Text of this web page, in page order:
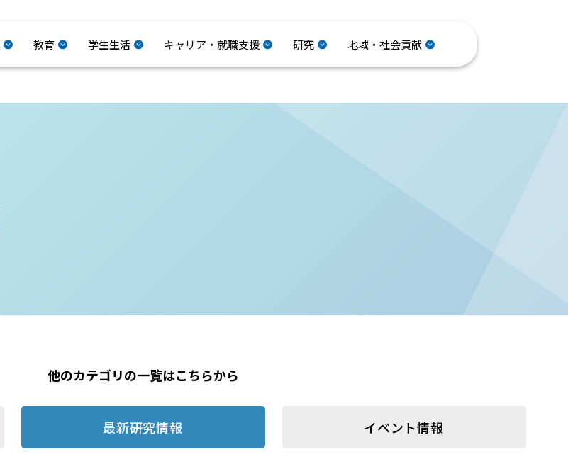
教育 学生生活 キャリア・就職支援 研究 地域・社会貢献
他のカテゴリの一覧はこちらから
最新研究情報 イベント情報